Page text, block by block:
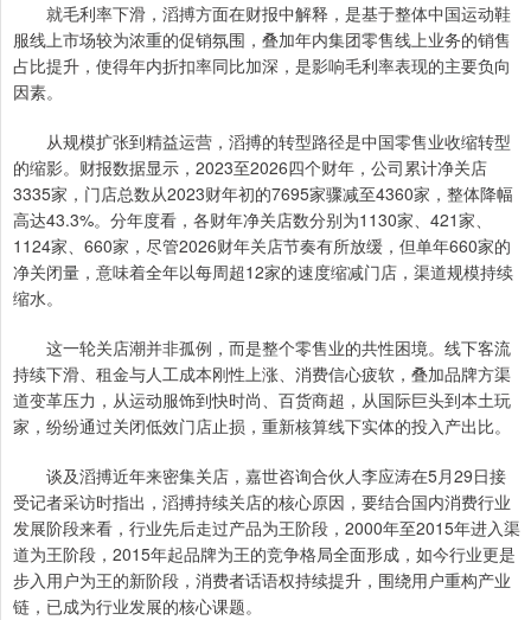
就毛利率下滑，滔搏方面在财报中解释，是基于整体中国运动鞋
服线上市场较为浓重的促销氛围，叠加年内集团零售线上业务的销售
占比提升，使得年内折扣率同比加深，是影响毛利率表现的主要负向
因素。
从规模扩张到精益运营，滔搏的转型路径是中国零售业收缩转型
的缩影。财报数据显示，2023至2026四个财年，公司累计净关店
3335家，门店总数从2023财年初的7695家骤减至4360家，整体降幅
高达43.3%。分年度看，各财年净关店数分别为1130家、421家、
1124家、660家，尽管2026财年关店节奏有所放缓，但单年660家的
净关闭量，意味着全年以每周超12家的速度缩减门店，渠道规模持续
缩水。
这一轮关店潮并非孤例，而是整个零售业的共性困境。线下客流
持续下滑、租金与人工成本刚性上涨、消费信心疲软，叠加品牌方渠
道变革压力，从运动服饰到快时尚、百货商超，从国际巨头到本土玩
家，纷纷通过关闭低效门店止损，重新核算线下实体的投入产出比。
谈及滔搏近年来密集关店，嘉世咨询合伙人李应涛在5月29日接
受记者采访时指出，滔搏持续关店的核心原因，要结合国内消费行业
发展阶段来看，行业先后走过产品为王阶段，2000年至2015年进入渠
道为王阶段，2015年起品牌为王的竞争格局全面形成，如今行业更是
步入用户为王的新阶段，消费者话语权持续提升，围绕用户重构产业
链，已成为行业发展的核心课题。